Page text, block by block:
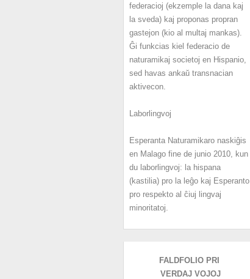
federacioj (ekzemple la dana kaj
la sveda) kaj proponas propran
gastejon (kio al multaj mankas).
Ĝi funkcias kiel federacio de
naturamikaj societoj en Hispanio,
sed havas ankaŭ transnacian
aktivecon.
Laborlingvoj
Esperanta Naturamikaro naskiĝis
en Malago fine de junio 2010, kun
du laborlingvoj: la hispana
(kastilia) pro la leĝo kaj Esperanto
pro respekto al ĉiuj lingvaj
minoritatoj.
FALDFOLIO PRI
VERDAJ VOJOJ